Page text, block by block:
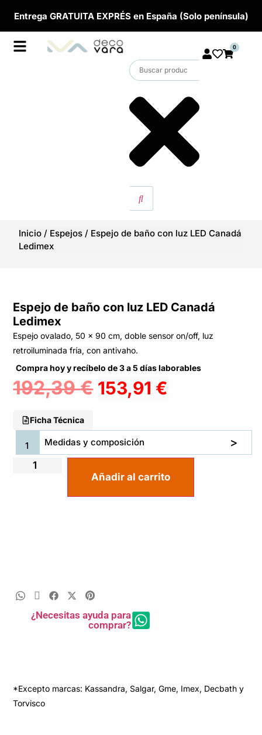
Entrega GRATUITA EXPRÉS en España (Solo península)
0
Inicio / Espejos / Espejo de baño con luz LED Canadá
Ledimex
Espejo de baño con luz LED Canadá
Ledimex
Espejo ovalado, 50 x 90 cm, doble sensor on/off, luz
retroiluminada fría, con antivaho.
Compra hoy y recíbelo de 3 a 5 días laborables
192,39€ 153,91 €
Ficha Técnica
Medidas y composición
Añadir al carrito
¿Necesitas ayuda para
comprar?
*Excepto marcas: Kassandra, Salgar, Gme, Imex, Decbath y
Torvisco